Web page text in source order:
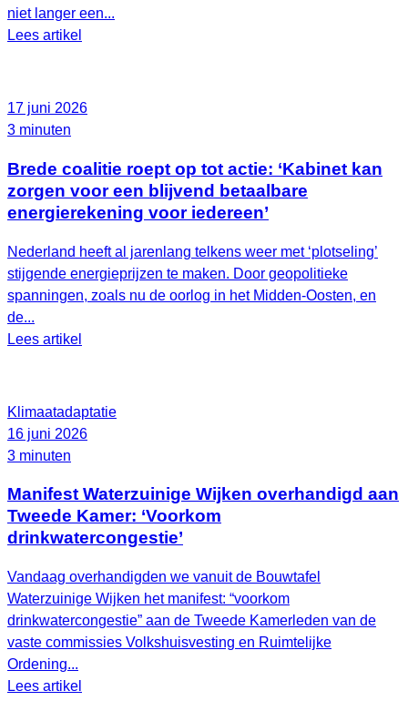
niet langer een...
Lees artikel
17 juni 2026
3 minuten
Brede coalitie roept op tot actie: ‘Kabinet kan
zorgen voor een blijvend betaalbare
energierekening voor iedereen’
Nederland heeft al jarenlang telkens weer met ‘plotseling’
stijgende energieprijzen te maken. Door geopolitieke
spanningen, zoals nu de oorlog in het Midden-Oosten, en
de...
Lees artikel
Klimaatadaptatie
16 juni 2026
3 minuten
Manifest Waterzuinige Wijken overhandigd aan
Tweede Kamer: ‘Voorkom
drinkwatercongestie’
Vandaag overhandigden we vanuit de Bouwtafel
Waterzuinige Wijken het manifest: “voorkom
drinkwatercongestie” aan de Tweede Kamerleden van de
vaste commissies Volkshuisvesting en Ruimtelijke
Ordening...
Lees artikel